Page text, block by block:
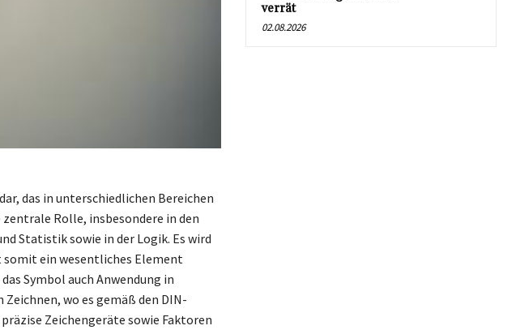
das in unterschiedlichen Bereichen
Rolle, insbesondere in den
Statistik sowie in der Logik. Es wird
somit ein wesentliches Element
Symbol auch Anwendung in
wo es gemäß den DIN-
Zeichengeräte sowie Faktoren
verrät
02.08.2026